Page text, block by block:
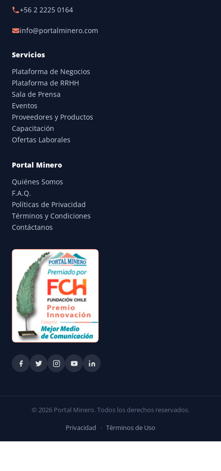
+56 2 2225 0164
info@portalminero.com
Servicios
Plataforma de Negocios
Plataforma de RRHH
Sala de Prensa
Eventos
Proveedores y Productos
Capacitación
Ofertas Laborales
Portal Minero
Quiénes Somos
F.A.Q.
Políticas de Privacidad
Términos y Condiciones
Contáctanos
© 2026 Portal Minero. Todos los derechos reservados.
Privacidad · Términos de Uso